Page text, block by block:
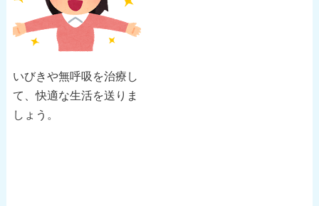
いびきや無呼吸を治療し
て、快適な生活を送りま
しょう。